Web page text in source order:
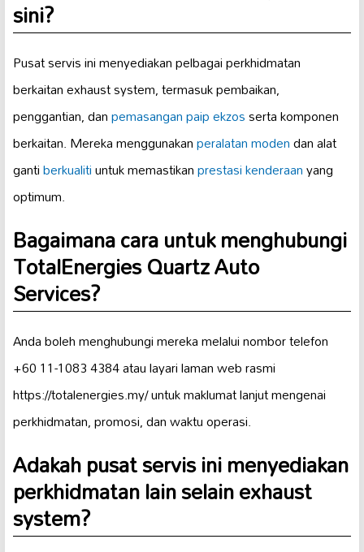
sini?
Pusat servis ini menyediakan pelbagai perkhidmatan
berkaitan exhaust system, termasuk pembaikan,
penggantian, danpemasangan paip ekzosserta komponen
berkaitan. Mereka menggunakanperalatan modendan alat
gantiberkualitiuntuk memastikanprestasi kenderaanyang
optimum.
Bagaimana cara untuk menghubungi
TotalEnergies Quartz Auto
Services?
Anda boleh menghubungi mereka melalui nombor telefon
+60 11-1083 4384 atau layari laman web rasmi
https://totalenergies.my/ untuk maklumat lanjut mengenai
perkhidmatan, promosi, dan waktu operasi.
Adakah pusat servis ini menyediakan
perkhidmatan lain selain exhaust
system?